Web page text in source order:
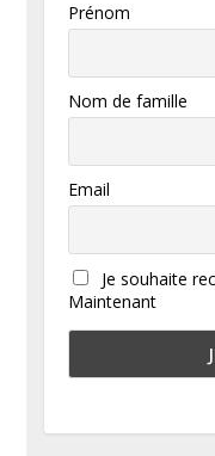
Prénom
Nom de famille
Email
Je souhaite
Maintenant